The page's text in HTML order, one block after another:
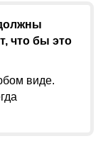
что бы это
виде.